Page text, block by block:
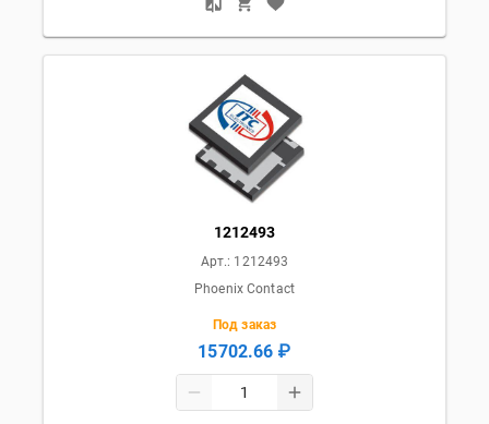
1212493
Арт.: 1212493
Phoenix Contact
Под заказ
15702.66 ₽